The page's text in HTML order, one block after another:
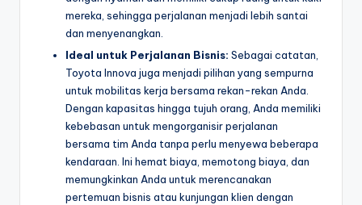
mereka, sehingga perjalanan menjadi lebih santai
dan menyenangkan.
Ideal untuk Perjalanan Bisnis: Sebagai catatan,
Toyota Innova juga menjadi pilihan yang sempurna
untuk mobilitas kerja bersama rekan-rekan Anda.
Dengan kapasitas hingga tujuh orang, Anda memiliki
kebebasan untuk mengorganisir perjalanan
bersama tim Anda tanpa perlu menyewa beberapa
kendaraan. Ini hemat biaya, memotong biaya, dan
memungkinkan Anda untuk merencanakan
pertemuan bisnis atau kunjungan klien dengan